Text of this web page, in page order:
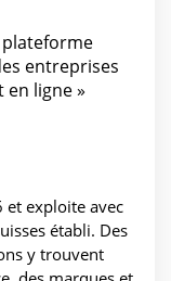
plateforme
entreprises
en ligne »
et exploite avec
établi. Des
y trouvent